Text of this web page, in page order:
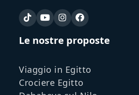
Le nostre proposte
Viaggio in Egitto
Crociere Egitto